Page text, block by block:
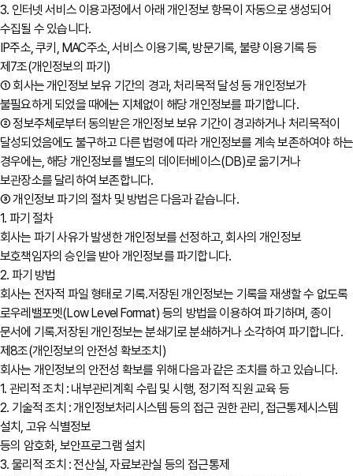
3. 인터넷 서비스 이용과정에서 아래 개인정보 항목이 자동으로 생성되어
수집될 수 있습니다.
IP주소, 쿠키, MAC주소, 서비스 이용기록, 방문기록, 불량 이용기록 등
제7조(개인정보의 파기)
① 회사는 개인정보 보유 기간의 경과, 처리목적 달성 등 개인정보가
불필요하게 되었을 때에는 지체없이 해당 개인정보를 파기합니다.
② 정보주체로부터 동의받은 개인정보 보유 기간이 경과하거나 처리목적이
달성되었음에도 불구하고 다른 법령에 따라 개인정보를 계속 보존하여야 하는
경우에는, 해당 개인정보를 별도의 데이터베이스(DB)로 옮기거나
보관장소를 달리하여 보존합니다.
③ 개인정보 파기의 절차 및 방법은 다음과 같습니다.
1. 파기 절차
회사는 파기 사유가 발생한 개인정보를 선정하고, 회사의 개인정보
보호책임자의 승인을 받아 개인정보를 파기합니다.
2. 파기 방법
회사는 전자적 파일 형태로 기록․저장된 개인정보는 기록을 재생할 수 없도록
로우레밸포멧(Low Level Format) 등의 방법을 이용하여 파기하며, 종이
문서에 기록․저장된 개인정보는 분쇄기로 분쇄하거나 소각하여 파기합니다.
제8조(개인정보의 안전성 확보조치)
회사는 개인정보의 안전성 확보를 위해 다음과 같은 조치를 하고 있습니다.
1. 관리적 조치 : 내부관리계획 수립 및 시행, 정기적 직원 교육 등
2. 기술적 조치 : 개인정보처리시스템 등의 접근 권한 관리, 접근통제시스템
설치, 고유 식별정보
등의 암호화, 보안프로그램 설치
3. 물리적 조치 : 전산실, 자료보관실 등의 접근통제